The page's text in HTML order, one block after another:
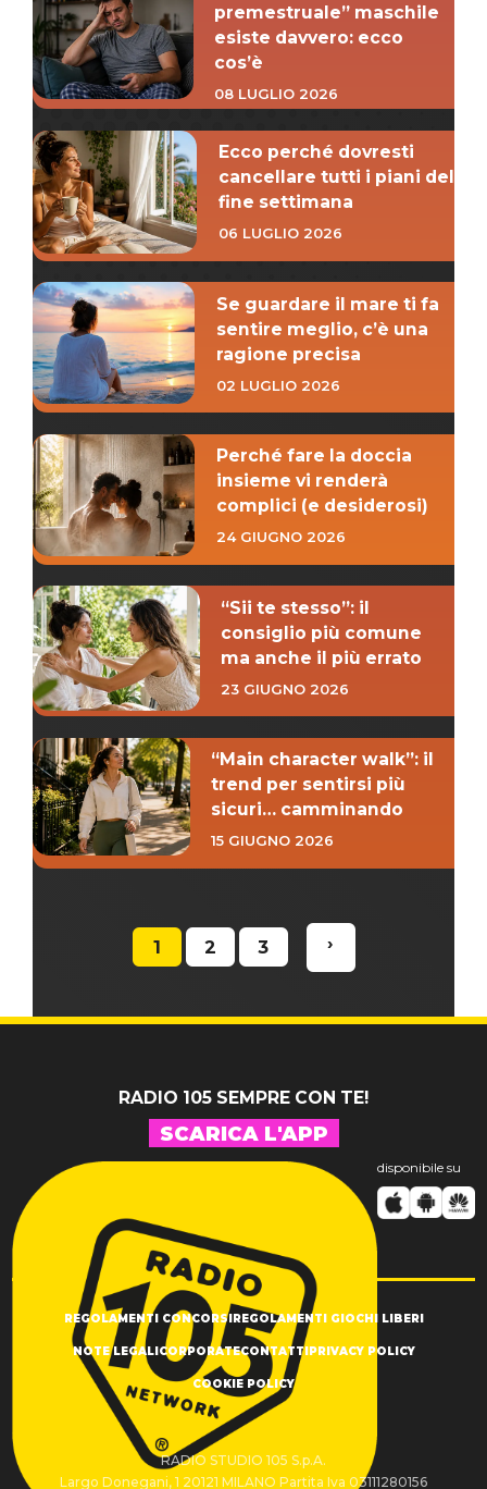
premestruale” maschile
esiste davvero: ecco
cos’è
08 LUGLIO 2026
Ecco perché dovresti
cancellare tutti i piani del
fine settimana
06 LUGLIO 2026
Se guardare il mare ti fa
sentire meglio, c’è una
ragione precisa
02 LUGLIO 2026
Perché fare la doccia
insieme vi renderà
complici (e desiderosi)
24 GIUGNO 2026
“Sii te stesso”: il
consiglio più comune
ma anche il più errato
23 GIUGNO 2026
“Main character walk”: il
trend per sentirsi più
sicuri… camminando
15 GIUGNO 2026
1 2 3 ›
RADIO 105 SEMPRE CON TE!
SCARICA L'APP
disponibile su
REGOLAMENTI CONCORSIREGOLAMENTI GIOCHI LIBERI
NOTE LEGALICORPORATECONTATTIPRIVACY POLICY
COOKIE POLICY
RADIO STUDIO 105 S.p.A.
Largo Donegani, 1 20121 MILANO Partita Iva 03111280156